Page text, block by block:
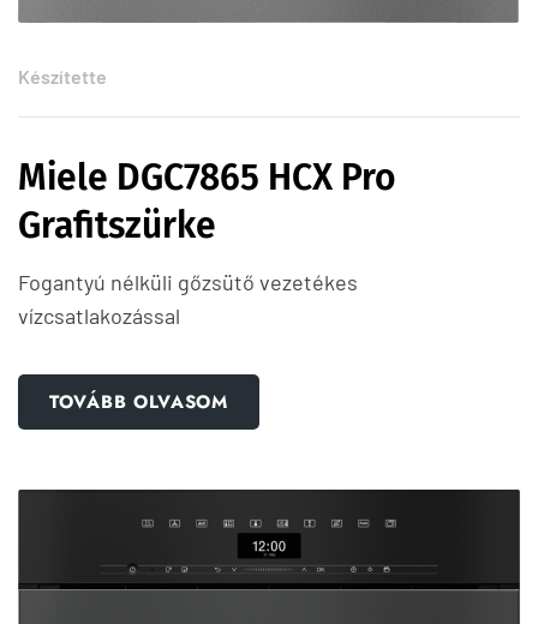
Készítette
Miele DGC7865 HCX Pro
Grafitszürke
Fogantyú nélküli gőzsütő vezetékes
vízcsatlakozással
TOVÁBB OLVASOM